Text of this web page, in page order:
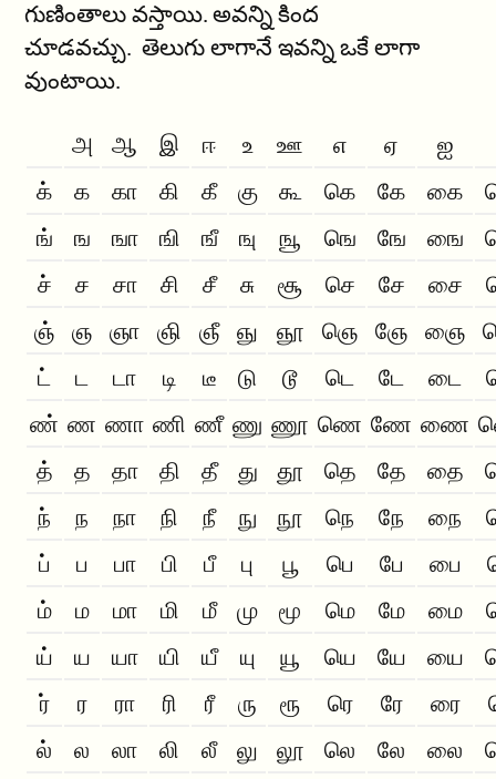
గుణింతాలు వస్తాయి. అవన్ని కింద
చూడవచ్చు. తెలుగు లాగానే ఇవన్ని ఒకే లాగా
వుంటాయి.
அ ஆ இ ஈ உ ஊ எ ஏ
ஐ
க்
க கா கி கீ கு கூ கெ கே கை
ங்
ங ஙா ஙி ஙீ ஙு ஙூ ஙெ ஙே ஙை
ச்
ச சா சி சீ சு சூ செ சே சை
ஞ்
ஞ ஞா ஞி ஞீ ஞு ஞூ ஞெ ஞே ஞை
ட்
ட டா டி டீ டு டூ டெ டே டை
ண் ண ணா ணி ணீ ணு ணூ ணெ ணே ணை
த்
த தா தி தீ து தூ தெ தே தை
ந்
ந நா நி நீ நு நூ நெ நே நை
ப்
ப பா பி பீ பு பூ பெ பே பை
ம்
ம மா மி மீ மு மூ மெ மே மை
ய்
ய யா யி யீ யு யூ யெ யே யை
ர்
ர ரா ரி ரீ ரு ரூ ரெ ரே ரை
ல்
ல லா லி லீ லு லூ லெ லே லை